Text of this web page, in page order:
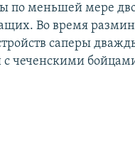
РСЕ/РС
по меньшей мере
Во время
саперы
с чеченскими